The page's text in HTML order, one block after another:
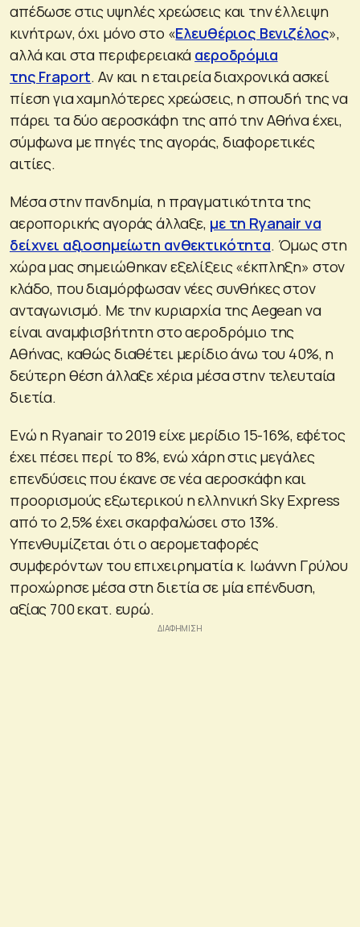
απέδωσε στις υψηλές χρεώσεις και την έλλειψη
κινήτρων, όχι μόνο στο «Ελευθέριος Βενιζέλος»,
αλλά και στα περιφερειακά αεροδρόμια
της Fraport. Αν και η εταιρεία διαχρονικά ασκεί
πίεση για χαμηλότερες χρεώσεις, η σπουδή της να
πάρει τα δύο αεροσκάφη της από την Αθήνα έχει,
σύμφωνα με πηγές της αγοράς, διαφορετικές
αιτίες.
Μέσα στην πανδημία, η πραγματικότητα της
αεροπορικής αγοράς άλλαξε, με τη Ryanair να
δείχνει αξιοσημείωτη ανθεκτικότητα. Όμως στη
χώρα μας σημειώθηκαν εξελίξεις «έκπληξη» στον
κλάδο, που διαμόρφωσαν νέες συνθήκες στον
ανταγωνισμό. Με την κυριαρχία της Aegean να
είναι αναμφισβήτητη στο αεροδρόμιο της
Αθήνας, καθώς διαθέτει μερίδιο άνω του 40%, η
δεύτερη θέση άλλαξε χέρια μέσα στην τελευταία
διετία.
Ενώ η Ryanair το 2019 είχε μερίδιο 15-16%, εφέτος
έχει πέσει περί το 8%, ενώ χάρη στις μεγάλες
επενδύσεις που έκανε σε νέα αεροσκάφη και
προορισμούς εξωτερικού η ελληνική Sky Express
από το 2,5% έχει σκαρφαλώσει στο 13%.
Υπενθυμίζεται ότι ο αερομεταφορές
συμφερόντων του επιχειρηματία κ. Ιωάννη Γρύλου
προχώρησε μέσα στη διετία σε μία επένδυση,
αξίας 700 εκατ. ευρώ.